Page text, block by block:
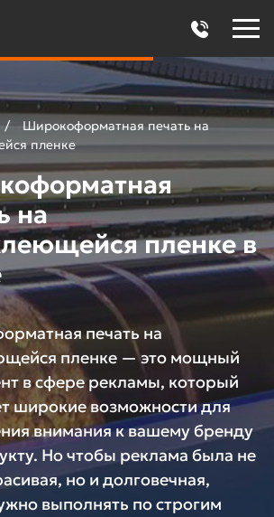
/
Широкоформатная печать на
пленке
на
пленке в
печать на
пленке — это мощный
в сфере рекламы, который
широкие возможности для
внимания к вашему бренду
Но чтобы реклама была не
но и долговечная,
выполнять по строгим